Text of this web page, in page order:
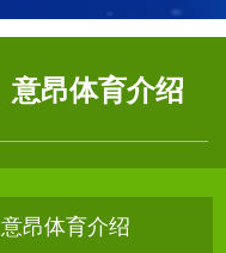
意昂体育介绍
意昂体育介绍